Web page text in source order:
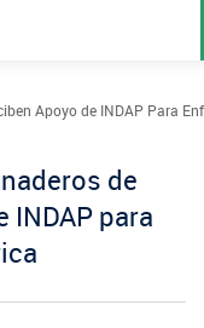
Apoyo de INDAP Para
de
INDAP para